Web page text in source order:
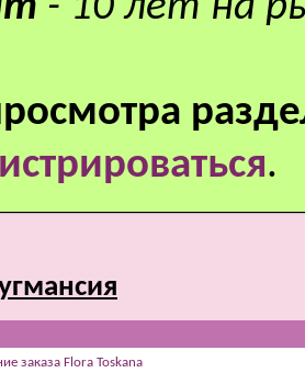
.
заказа Flora Toskana